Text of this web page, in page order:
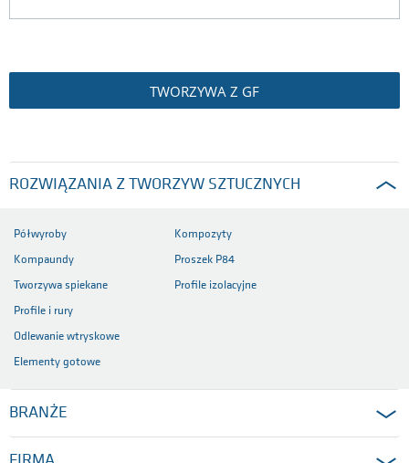
TWORZYWA Z GF
ROZWIĄZANIA Z TWORZYW SZTUCZNYCH
Półwyroby
Kompaundy
Tworzywa spiekane
Profile i rury
Odlewanie wtryskowe
Elementy gotowe
Kompozyty
Proszek P84
Profile izolacyjne
BRANŻE